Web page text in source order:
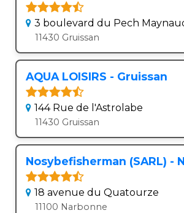
3 boulevard du Pech
11430 Gruissan
AQUA LOISIRS - Gruissan
144 Rue de l'Astrolabe
11430 Gruissan
Nosybefisherman (SARL) -
18 avenue du Quatourze
11100 Narbonne